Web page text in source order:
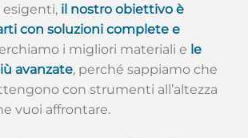
esigenti, il nostro obiettivo è
con soluzioni complete e
i migliori materiali e le
avanzate, perché sappiamo che
con strumenti all’altezza
vuoi affrontare.